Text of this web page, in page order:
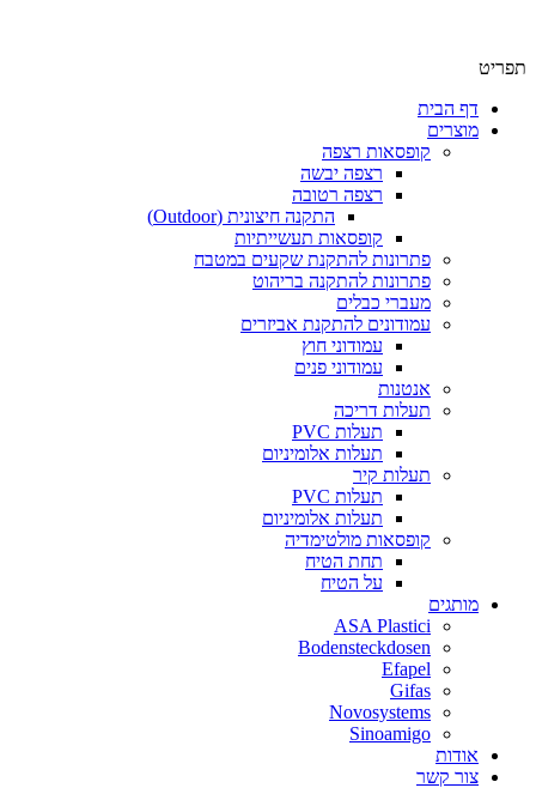
תפריט
דף הבית
מוצרים
קופסאות רצפה
רצפה יבשה
רצפה רטובה
התקנה חיצונית (Outdoor)
קופסאות תעשייתיות
פתרונות להתקנת שקעים במטבח
פתרונות להתקנה בריהוט
מעברי כבלים
עמודונים להתקנת אביזרים
עמודוני חוץ
עמודוני פנים
אנטנות
תעלות דריכה
תעלות PVC
תעלות אלומיניום
תעלות קיר
תעלות PVC
תעלות אלומיניום
קופסאות מולטימדיה
תחת הטיח
על הטיח
מותגים
ASA Plastici
Bodensteckdosen
Efapel
Gifas
Novosystems
Sinoamigo
אודות
צור קשר